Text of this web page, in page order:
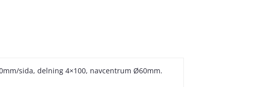
sida, delning 4×100, navcentrum Ø60mm.